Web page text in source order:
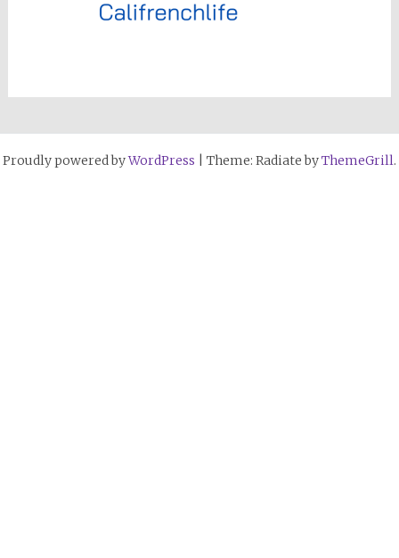
Proudly powered byWordPress Theme: Radiate byThemeGrill.